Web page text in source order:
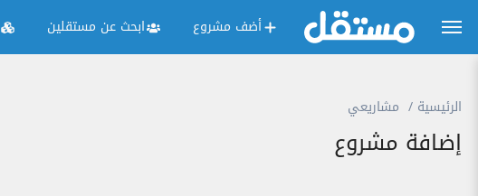
أضف مشروع ابحث عن مستقلين
الرئيسية مشاريعي
إضافة مشروع